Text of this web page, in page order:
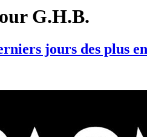
G.H.B.
jours des plus